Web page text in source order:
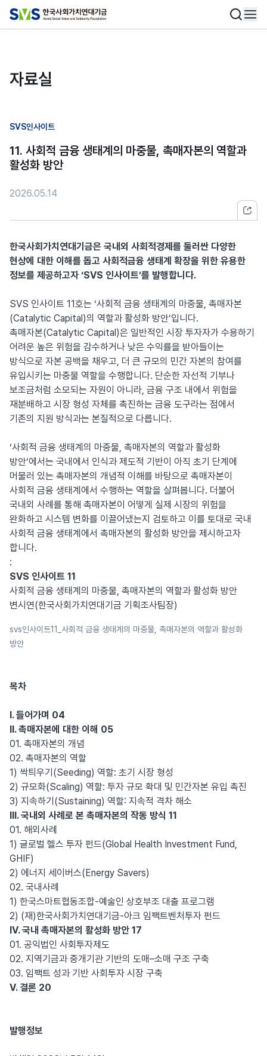
자료실
SVS인사이트
11. 사회적 금융 생태계의 마중물, 촉매자본의 역할과
활성화 방안
2026.05.14
한국사회가치연대기금은 국내외 사회적경제를 둘러싼 다양한
현상에 대한 이해를 돕고 사회적금융 생태계 확장을 위한 유용한
정보를 제공하고자 ‘SVS 인사이트’를 발행합니다.
SVS 인사이트 11호는 ‘사회적 금융 생태계의 마중물, 촉매자본
(Catalytic Capital)의 역할과 활성화 방안’입니다.
촉매자본(Catalytic Capital)은 일반적인 시장 투자자가 수용하기
어려운 높은 위험을 감수하거나 낮은 수익률을 받아들이는
방식으로 자본 공백을 채우고, 더 큰 규모의 민간 자본의 참여를
유입시키는 마중물 역할을 수행합니다. 단순한 자선적 기부나
보조금처럼 소모되는 자원이 아니라, 금융 구조 내에서 위험을
재분배하고 시장 형성 자체를 촉진하는 금융 도구라는 점에서
기존의 지원 방식과는 본질적으로 다릅니다.
‘사회적 금융 생태계의 마중물, 촉매자본의 역할과 활성화
방안’에서는 국내에서 인식과 제도적 기반이 아직 초기 단계에
머물러 있는 촉매자본의 개념적 이해를 바탕으로 촉매자본이
사회적 금융 생태계에서 수행하는 역할을 살펴봅니다. 더불어
국내외 사례를 통해 촉매자본이 어떻게 실제 시장의 위험을
완화하고 시스템 변화를 이끌어냈는지 검토하고 이를 토대로 국내
사회적 금융 생태계에서 촉매자본의 활성화 방안을 제시하고자
합니다.
:
SVS 인사이트 11
사회적 금융 생태계의 마중물, 촉매자본의 역할과 활성화 방안
변시연(한국사회가치연대기금 기획조사팀장)
svs인사이트11_사회적 금융 생태계의 마중물, 촉매자본의 역할과 활성화
방안
목차
I. 들어가며 04
II. 촉매자본에 대한 이해 05
01. 촉매자본의 개념
02. 촉매자본의 역할
1) 싹틔우기(Seeding) 역할: 초기 시장 형성
2) 규모화(Scaling) 역할: 투자 규모 확대 및 민간자본 유입 촉진
3) 지속하기(Sustaining) 역할: 지속적 격차 해소
III. 국내외 사례로 본 촉매자본의 작동 방식 11
01. 해외사례
1) 글로벌 헬스 투자 펀드(Global Health Investment Fund,
GHIF)
2) 에너지 세이버스(Energy Savers)
02. 국내사례
1) 한국스마트협동조합-예술인 상호부조 대출 프로그램
2) (재)한국사회가치연대기금-아크 임팩트벤처투자 펀드
IV. 국내 촉매자본의 활성화 방안 17
01. 공익법인 사회투자제도
02. 지역기금과 중개기관 기반의 도매–소매 구조 구축
03. 임팩트 성과 기반 사회투자 시장 구축
V. 결론 20
발행정보